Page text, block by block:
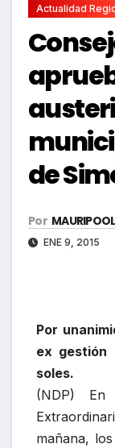
Actualidad
de
Por MAURIPOOL
ENE 9, 2015
Por
ex gestión
soles.
(NDP) En
mañana,